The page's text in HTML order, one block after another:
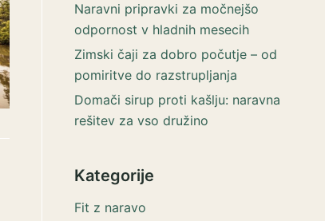
Naravni pripravki za močnejšo
odpornost v hladnih mesecih
Zimski čaji za dobro počutje – od
pomiritve do razstrupljanja
Domači sirup proti kašlju: naravna
rešitev za vso družino
Kategorije
Fit z naravo